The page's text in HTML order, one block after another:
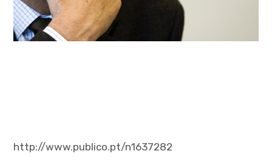
http://www.publico.pt/n1637282